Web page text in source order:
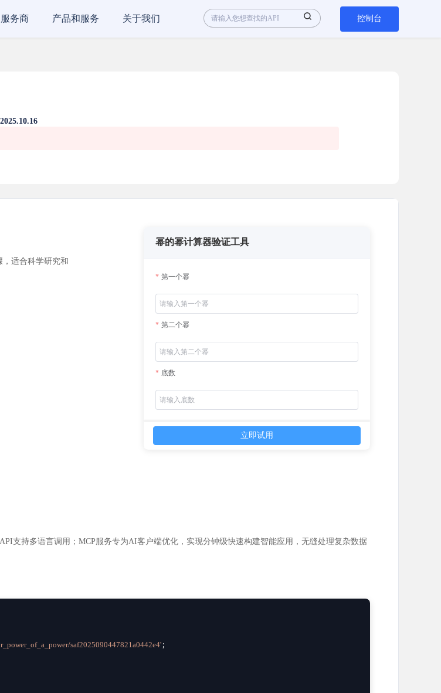
2025.10.16
适合科学研究和
幂的幂计算器验证工具
第一个幂
第二个幂
底数
立即试用
支持多语言调用；MCP服务专为AI客户端优化，实现分钟级快速构建智能应用，无缝处理复杂数据
saf2025090447821a0442e4';
务商 产品和服务 关于我们 控制台